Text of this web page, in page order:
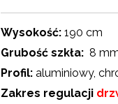
Wysokość: 190 cm
Grubość szkła: 8
Profil: aluminiowy,
Zakres regulacji